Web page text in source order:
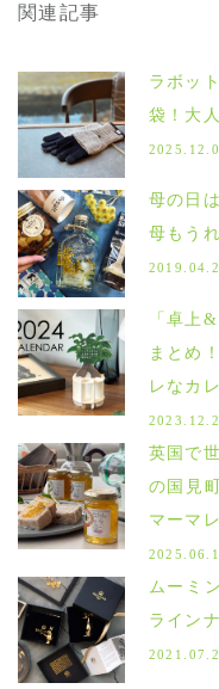
関連記事
ラボッ
袋！大
母の日
母もう
「卓上
まとめ
レなカ
英国で
の国見
マーマ
ムーミ
ライン